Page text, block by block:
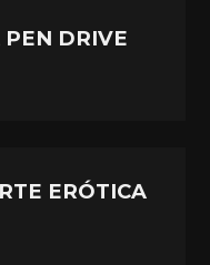
PEN DRIVE
ERÓTICA